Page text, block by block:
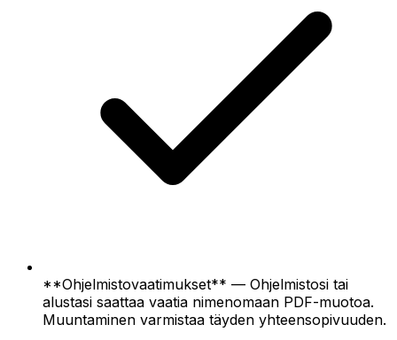
**Ohjelmistovaatimukset** — Ohjelmistosi tai
alustasi saattaa vaatia nimenomaan PDF-muotoa.
Muuntaminen varmistaa täyden yhteensopivuuden.